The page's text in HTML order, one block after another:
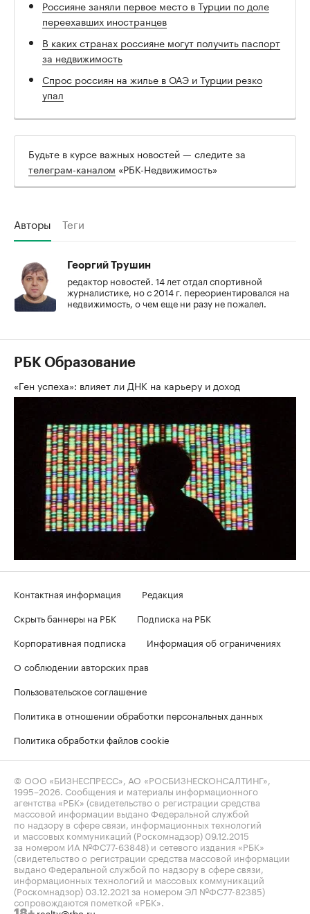
Россияне заняли первое место в Турции по доле
переехавших иностранцев
В каких странах россияне могут получить паспорт
за недвижимость
Спрос россиян на жилье в ОАЭ и Турции резко
упал
Будьте в курсе важных новостей — следите за
телеграм-каналом «РБК-Недвижимость»
Авторы Теги
Георгий Трушин
редактор новостей. 14 лет отдал спортивной
журналистике, но с 2014 г. переориентировался на
недвижимость, о чем еще ни разу не пожалел.
РБК Образование
«Ген успеха»: влияет ли ДНК на карьеру и доход
Контактная информация
Редакция
Скрыть баннеры на РБК
Подписка на РБК
Корпоративная подписка
Информация об ограничениях
О соблюдении авторских прав
Пользовательское соглашение
Политика в отношении обработки персональных данных
Политика обработки файлов cookie
© ООО «БИЗНЕСПРЕСС», АО «РОСБИЗНЕСКОНСАЛТИНГ»,
1995–2026 . Сообщения и материалы информационного
агентства «РБК» (свидетельство о регистрации средства
массовой информации выдано Федеральной службой
по надзору в сфере связи, информационных технологий
и массовых коммуникаций (Роскомнадзор) 09.12.2015
за номером ИА №ФС77-63848) и сетевого издания «РБК»
(свидетельство о регистрации средства массовой информации
выдано Федеральной службой по надзору в сфере связи,
информационных технологий и массовых коммуникаций
(Роскомнадзор) 03.12.2021 за номером ЭЛ №ФС77-82385)
сопровождаются пометкой «РБК».